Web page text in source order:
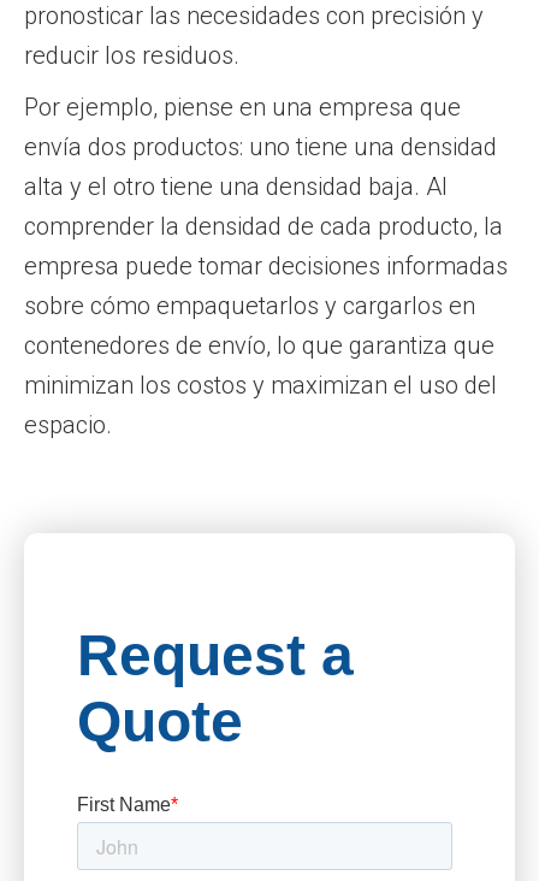
pronosticar las necesidades con precisión y
reducir los residuos.
Por ejemplo, piense en una empresa que
envía dos productos: uno tiene una densidad
alta y el otro tiene una densidad baja. Al
comprender la densidad de cada producto, la
empresa puede tomar decisiones informadas
sobre cómo empaquetarlos y cargarlos en
contenedores de envío, lo que garantiza que
minimizan los costos y maximizan el uso del
espacio.